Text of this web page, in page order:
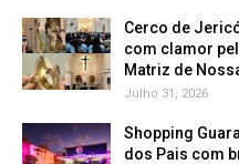
Cerco de
com clamor
Matriz de
Julho 31, 2026
Shopping
dos Pais com